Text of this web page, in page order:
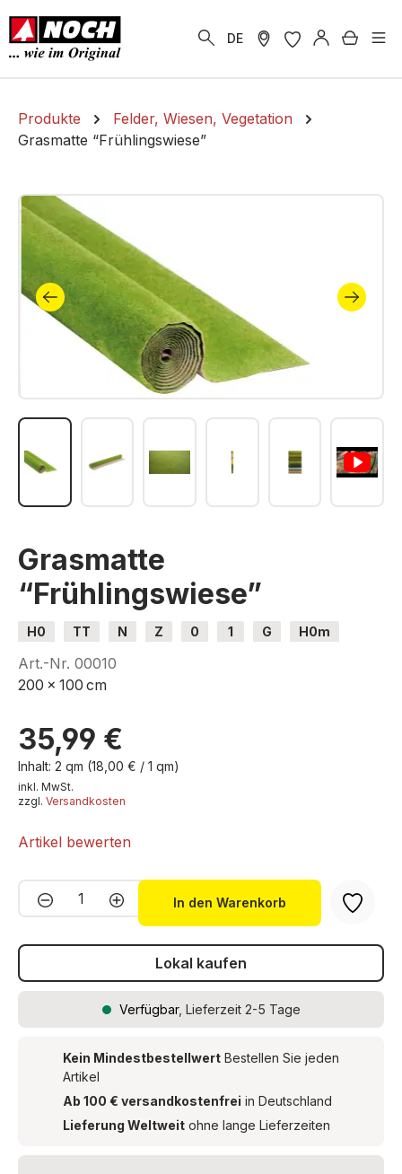
springen
DE
Produkte
Felder, Wiesen, Vegetation
Grasmatte “Frühlingswiese”
Bildergalerie überspringen
Grasmatte
“Frühlingswiese”
H0 TT N Z 0 1 G
H0m
H0e
Art.-Nr. 00010
200 x 100 cm
35,99 €
Inhalt: 2 qm (18,00 € / 1 qm)
inkl. MwSt.
zzgl. Versandkosten
Artikel bewerten
Produkt Anzahl: Gib den
In den Warenkorb
Lokal kaufen
Verfügbar, Lieferzeit 2-5 Tage
Kein Mindestbestellwert Bestellen Sie jeden
Artikel
Ab 100 € versandkostenfrei in Deutschland
Lieferung Weltweit ohne lange Lieferzeiten